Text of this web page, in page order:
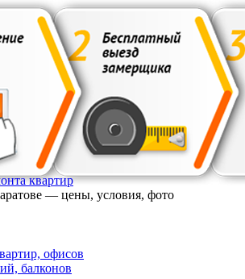
квартир
— цены, условия, фото
офисов
балконов